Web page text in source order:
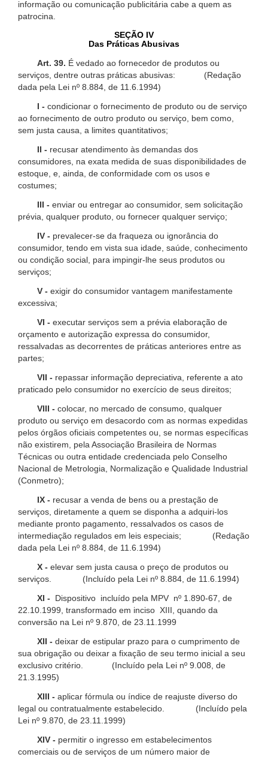
informação ou comunicação publicitária cabe a quem as
patrocina.
SEÇÃO IV
Das Práticas Abusivas
Art. 39. É vedado ao fornecedor de produtos ou
serviços, dentre outras práticas abusivas: (Redação
dada pela Lei nº 8.884, de 11.6.1994)
I - condicionar o fornecimento de produto ou de serviço
ao fornecimento de outro produto ou serviço, bem como,
sem justa causa, a limites quantitativos;
II - recusar atendimento às demandas dos
consumidores, na exata medida de suas disponibilidades de
estoque, e, ainda, de conformidade com os usos e
costumes;
III - enviar ou entregar ao consumidor, sem solicitação
prévia, qualquer produto, ou fornecer qualquer serviço;
IV - prevalecer-se da fraqueza ou ignorância do
consumidor, tendo em vista sua idade, saúde, conhecimento
ou condição social, para impingir-lhe seus produtos ou
serviços;
V - exigir do consumidor vantagem manifestamente
excessiva;
VI - executar serviços sem a prévia elaboração de
orçamento e autorização expressa do consumidor,
ressalvadas as decorrentes de práticas anteriores entre as
partes;
VII - repassar informação depreciativa, referente a ato
praticado pelo consumidor no exercício de seus direitos;
VIII - colocar, no mercado de consumo, qualquer
produto ou serviço em desacordo com as normas expedidas
pelos órgãos oficiais competentes ou, se normas específicas
não existirem, pela Associação Brasileira de Normas
Técnicas ou outra entidade credenciada pelo Conselho
Nacional de Metrologia, Normalização e Qualidade Industrial
(Conmetro);
IX - recusar a venda de bens ou a prestação de
serviços, diretamente a quem se disponha a adquiri-los
mediante pronto pagamento, ressalvados os casos de
intermediação regulados em leis especiais; (Redação
dada pela Lei nº 8.884, de 11.6.1994)
X - elevar sem justa causa o preço de produtos ou
serviços. (Incluído pela Lei nº 8.884, de 11.6.1994)
XI -
Dispositivo incluído pela MPV nº 1.890-67, de
22.10.1999, transformado em inciso XIII, quando da
conversão na Lei nº 9.870, de 23.11.1999
XII - deixar de estipular prazo para o cumprimento de
sua obrigação ou deixar a fixação de seu termo inicial a seu
exclusivo critério. (Incluído pela Lei nº 9.008, de
21.3.1995)
XIII - aplicar fórmula ou índice de reajuste diverso do
legal ou contratualmente estabelecido. (Incluído pela
Lei nº 9.870, de 23.11.1999)
XIV - permitir o ingresso em estabelecimentos
comerciais ou de serviços de um número maior de